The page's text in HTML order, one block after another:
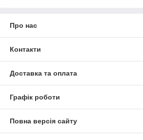
Про нас
Контакти
Доставка та оплата
Графік роботи
Повна версія сайту